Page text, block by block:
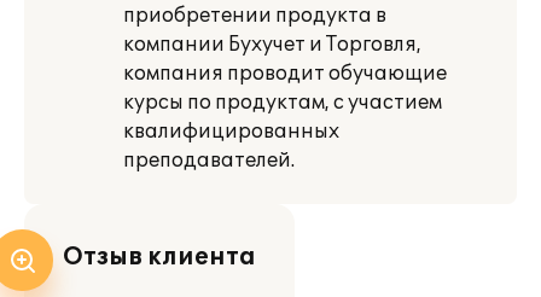
приобретении продукта в
компании Бухучет и Торговля,
компания проводит обучающие
курсы по продуктам, с участием
квалифицированных
преподавателей.
Отзыв клиента